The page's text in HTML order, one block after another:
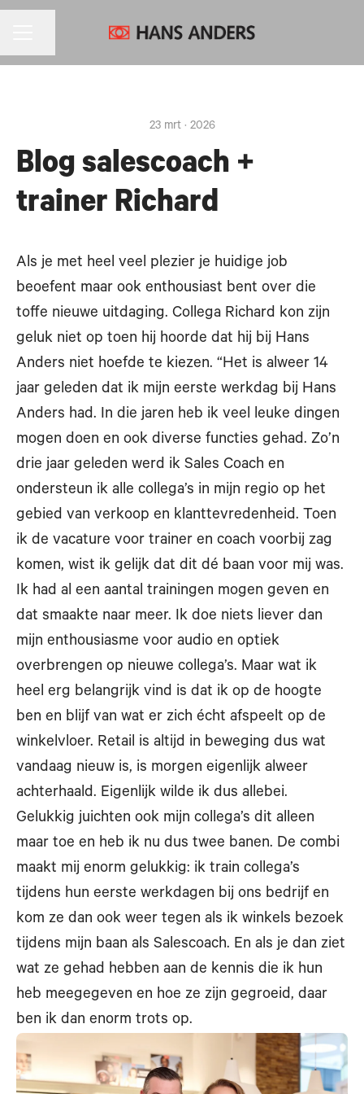
23 mrt · 2026
Blog salescoach +
trainer Richard
Als je met heel veel plezier je huidige job
beoefent maar ook enthousiast bent over die
toffe nieuwe uitdaging. Collega Richard kon zijn
geluk niet op toen hij hoorde dat hij bij Hans
Anders niet hoefde te kiezen. “Het is alweer 14
jaar geleden dat ik mijn eerste werkdag bij Hans
Anders had. In die jaren heb ik veel leuke dingen
mogen doen en ook diverse functies gehad. Zo’n
drie jaar geleden werd ik Sales Coach en
ondersteun ik alle collega’s in mijn regio op het
gebied van verkoop en klanttevredenheid. Toen
ik de vacature voor trainer en coach voorbij zag
komen, wist ik gelijk dat dit dé baan voor mij was.
Ik had al een aantal trainingen mogen geven en
dat smaakte naar meer. Ik doe niets liever dan
mijn enthousiasme voor audio en optiek
overbrengen op nieuwe collega’s. Maar wat ik
heel erg belangrijk vind is dat ik op de hoogte
ben en blijf van wat er zich écht afspeelt op de
winkelvloer. Retail is altijd in beweging dus wat
vandaag nieuw is, is morgen eigenlijk alweer
achterhaald. Eigenlijk wilde ik dus allebei.
Gelukkig juichten ook mijn collega’s dit alleen
maar toe en heb ik nu dus twee banen. De combi
maakt mij enorm gelukkig: ik train collega’s
tijdens hun eerste werkdagen bij ons bedrijf en
kom ze dan ook weer tegen als ik winkels bezoek
tijdens mijn baan als Salescoach. En als je dan ziet
wat ze gehad hebben aan de kennis die ik hun
heb meegegeven en hoe ze zijn gegroeid, daar
ben ik dan enorm trots op.